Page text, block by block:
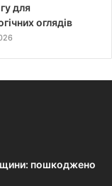
для
оглядів
пошкоджено